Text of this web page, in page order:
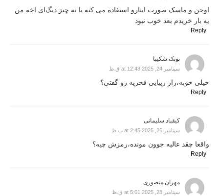
اوجن و ماسک صورت اینارو استفاده می کنه یا نه چیز دیگ‌ای اخه من
یه بار خریدم بعد خوب نبود
Reply
پوپک شکیبا
سپتامبر 24, 2025 at 12:43 ق.ظ
خیلی خوبه،راز زیبایی فحریه رو گفتی؟
Reply
کیقباد سلیمانی
سپتامبر 25, 2025 at 2:45 ب.ظ
واقعا چقد عالیه جوون مونده،رمزش چیه؟
Reply
مهران منصوری
سپتامبر 28, 2025 at 5:01 ق.ظ